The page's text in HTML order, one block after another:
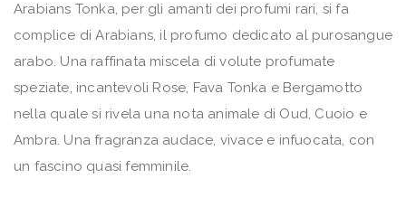
Arabians Tonka, per gli amanti dei profumi rari, si fa
complice di Arabians, il profumo dedicato al purosangue
arabo. Una raffinata miscela di volute profumate
speziate, incantevoli Rose, Fava Tonka e Bergamotto
nella quale si rivela una nota animale di Oud, Cuoio e
Ambra. Una fragranza audace, vivace e infuocata, con
un fascino quasi femminile.